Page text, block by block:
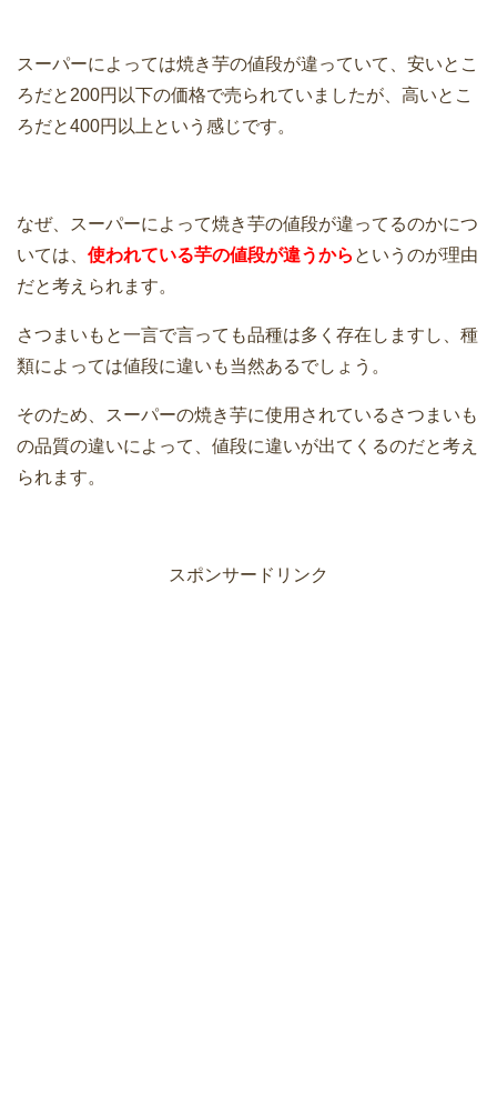
スーパーによっては焼き芋の値段が違っていて、安いとこ
ろだと200円以下の価格で売られていましたが、高いとこ
ろだと400円以上という感じです。
なぜ、スーパーによって焼き芋の値段が違ってるのかにつ
いては、 使われている芋の値段が違うから というのが理由
だと考えられます。
さつまいもと一言で言っても品種は多く存在しますし、種
類によっては値段に違いも当然あるでしょう。
そのため、スーパーの焼き芋に使用されているさつまいも
の品質の違いによって、値段に違いが出てくるのだと考え
られます。
スポンサードリンク